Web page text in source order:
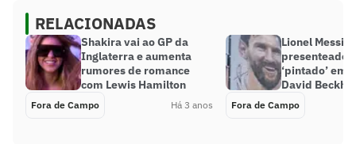
RELACIONADAS
Shakira vai ao GP da
Inglaterra e aumenta
rumores de romance
com Lewis Hamilton
Fora de Campo Há 3 anos
Lionel Messi é
presenteado
‘pintado’ em
David
Fora de Campo